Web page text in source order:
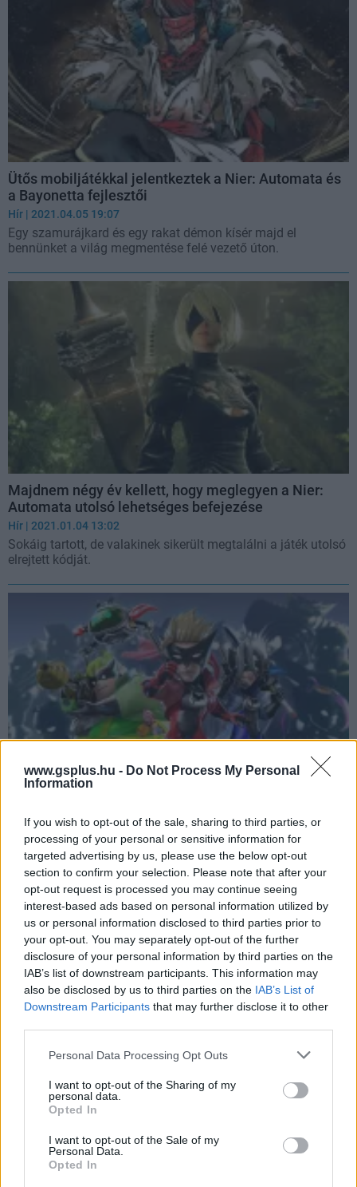
www.gsplus.hu - Do Not Process My Personal
Information
If you wish to opt-out of the sale, sharing to third parties, or
processing of your personal or sensitive information for
targeted advertising by us, please use the below opt-out
section to confirm your selection. Please note that after your
opt-out request is processed you may continue seeing
interest-based ads based on personal information utilized by
us or personal information disclosed to third parties prior to
your opt-out. You may separately opt-out of the further
disclosure of your personal information by third parties on the
IAB’s list of downstream participants. This information may
also be disclosed by us to third parties on the IAB’s List of
Downstream Participants that may further disclose it to other
Please note that this website/app uses one or more Google
not limited to your visit or usage behaviour. You may click to
grant or deny consent to Google and its third-party tags to
use your data for below specified purposes in below Google
consent section.
Personal Data Processing Opt Outs
I want to opt-out of the Sharing of my
personal data.
Opted In
I want to opt-out of the Sale of my
Personal Data.
Opted In
Ütős mobiljátékkal jelentkeztek a Nier: Automata és
a Bayonetta fejlesztői
Hír | 2021.04.05 19:07
Egy szamurájkard és egy rakat démon kísér majd el
bennünket a világ megmentése felé vezető úton.
Majdnem négy év kellett, hogy meglegyen a Nier:
Automata utolsó lehetséges befejezése
Hír | 2021.01.04 13:02
Sokáig tartott, de valakinek sikerült megtalálni a játék utolsó
elrejtett kódját.
ennyire sikeres, pedig nem is a pénz miatt indították
| 2020.03.09 13:41
A The Wonderful 101 újrakiadása azért összeszedett
magának 2,23 millió dollárt a Kickstarteren, és még egy kis
aprót streames adományok formájában.
| 2020.02.04 12:00
Beigazolódtak a pletykák, tényleg készül a The Wonderful